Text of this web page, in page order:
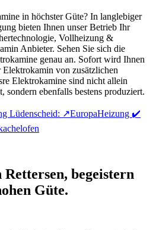
in höchster Güte? In langlebiger
bieten Ihnen unser Betrieb Ihr
Vollheizung &
Anbieter. Sehen Sie sich die
genau an. Sofort wird Ihnen
Elektrokamin von zusätzlichen
Elektrokamine sind nicht allein
sondern ebenfalls bestens produziert.
Lüdenscheid: ↗️EuropaHeizung ✔️
begeistern
Güte.